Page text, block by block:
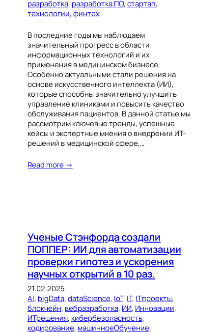
разработка, разработка ПО, стартап
технологии, финтех
В последние годы мы наблюдаем
значительный прогресс в области
информационных технологий и их
применения в медицинском бизнесе.
Особенно актуальными стали решения на
основе искусственного интеллекта (ИИ),
которые способны значительно улучшить
управление клиниками и повысить качество
обслуживания пациентов. В данной статье мы
рассмотрим ключевые тренды, успешные
кейсы и экспертные мнения о внедрении ИТ-
решений в медицинской сфере,…
Read more →
Ученые Стэнфорда создали
ПОППЕР: ИИ для автоматизации
проверки гипотез и ускорения
научных открытий в 10 раз.
21.02.2025
AI, bigData, dataScience, IoT, IT, ITпроекты
блокчейн, вебразработка, ИИ, Инновации
ИТрешения, кибербезопасность
кодирование, машинноеОбучение